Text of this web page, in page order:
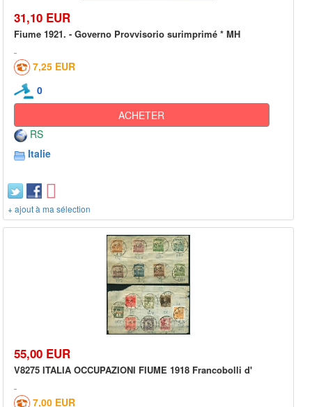
31,10 EUR
Fiume 1921. - Governo Provvisorio surimprimé * MH
7,25 EUR
0
ACHETER
RS
Italie
+ ajout à ma sélection
55,00 EUR
V8275 ITALIA OCCUPAZIONI FIUME 1918 Francobolli d'
7,00 EUR